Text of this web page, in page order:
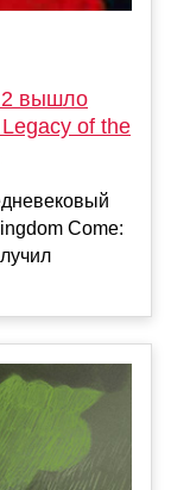
2 вышло
of the
Come: